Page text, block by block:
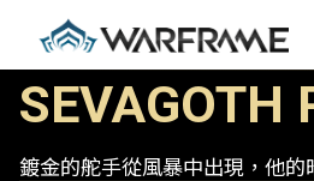
SEVAGOTH
鍍金的舵手從風暴中出現，他的